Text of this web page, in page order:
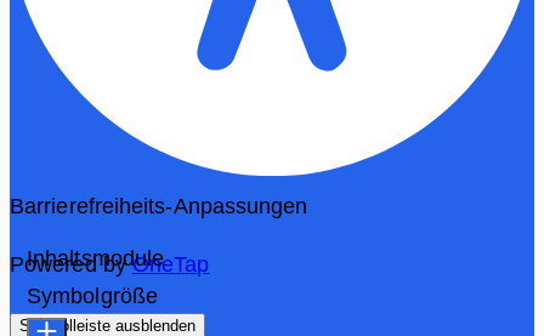
Barrierefreiheits-Anpassungen
Powered byOneTap
Symbolleiste ausblenden
Inhaltsmodule
Symbolgröße